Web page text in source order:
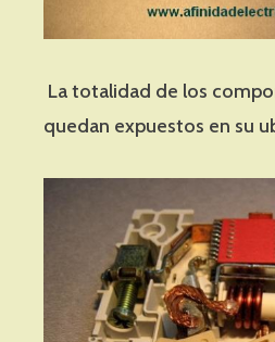
La totalidad de los
quedan expuestos en su